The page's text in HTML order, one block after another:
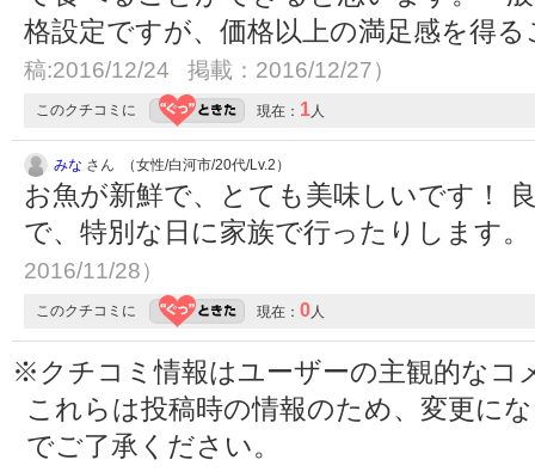
格設定ですが、価格以上の満足感を得
稿:2016/12/24 掲載：2016/12/27）
このクチコミに 現在： 1人
みな さん （女性/白河市/20代/Lv.2）
お魚が新鮮で、とても美味しいです！
で、特別な日に家族で行ったりします
2016/11/28）
このクチコミに 現在： 0人
※クチコミ情報はユーザーの主観的なコ
これらは投稿時の情報のため、変更に
でご了承ください。